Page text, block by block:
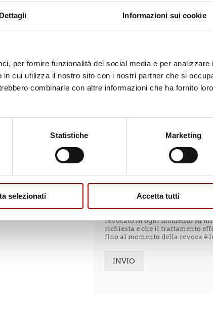
Dettagli Informazioni sui cookie
per fornire funzionalità dei social media e per analizzare
cui utilizza il nostro sito con i nostri partner che si
combinarle con altre informazioni che ha fornito
Statistiche Marketing
selezionati Accetta tutti
B.A.
Email*
Messaggio*
l
i
n
o
m
Non acconsento
come specificato
revocato in ogni momento su
richiesta e che il trattamento
fino al momento della revoca è
INVIO